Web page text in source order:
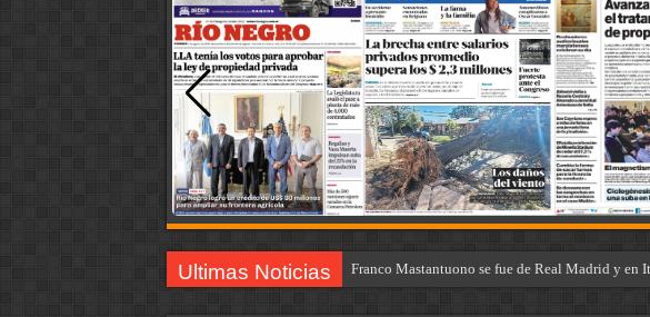
Ultimas Noticias Franco Colapinto denunció que fue víctima de